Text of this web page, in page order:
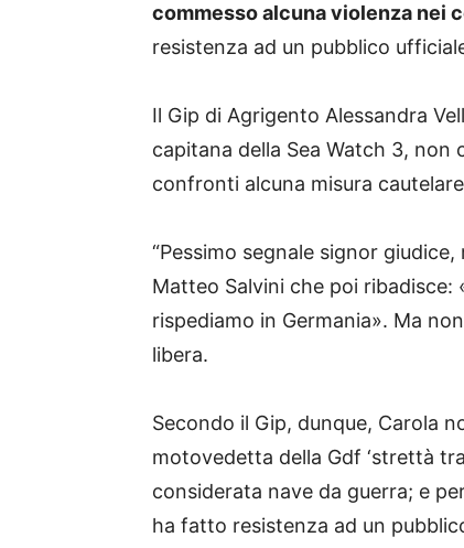
commesso alcuna violenza nei
resistenza ad un pubblico
Il Gip di Agrigento Alessandra
capitana della Sea Watch 3, non
confronti alcuna misura
“Pessimo segnale signor
Matteo Salvini che poi ribadisce:
rispediamo in Germania». Ma
libera.
Secondo il Gip, dunque, Carola
motovedetta della Gdf ‘strettà
considerata nave da guerra; e
ha fatto resistenza ad un